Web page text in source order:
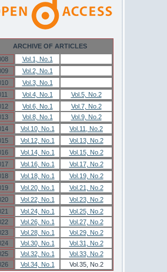
ARCHIVE OF ARTICLES
Vol.1, No.1
Vol.2, No.1
Vol.3, No.1
Vol.4, No.1
Vol.5, No.2
Vol.6, No.1
Vol.7, No.2
Vol.8, No.1
Vol.9, No.2
Vol.10, No.1
Vol.11, No.2
Vol.12, No.1
Vol.13, No.2
Vol.14, No.1
Vol.15, No.2
Vol.16, No.1
Vol.17, No.2
Vol.18, No.1
Vol.19, No.2
Vol.20, No.1
Vol.21, No.2
Vol.22, No.1
Vol.23, No.2
Vol.24, No.1
Vol.25, No.2
Vol.26, No.1
Vol.27, No.2
Vol.28, No.1
Vol.29, No.2
Vol.30, No.1
Vol.31, No.2
Vol.32, No.1
Vol.33, No.2
Vol.34, No.1 Vol.35, No.2